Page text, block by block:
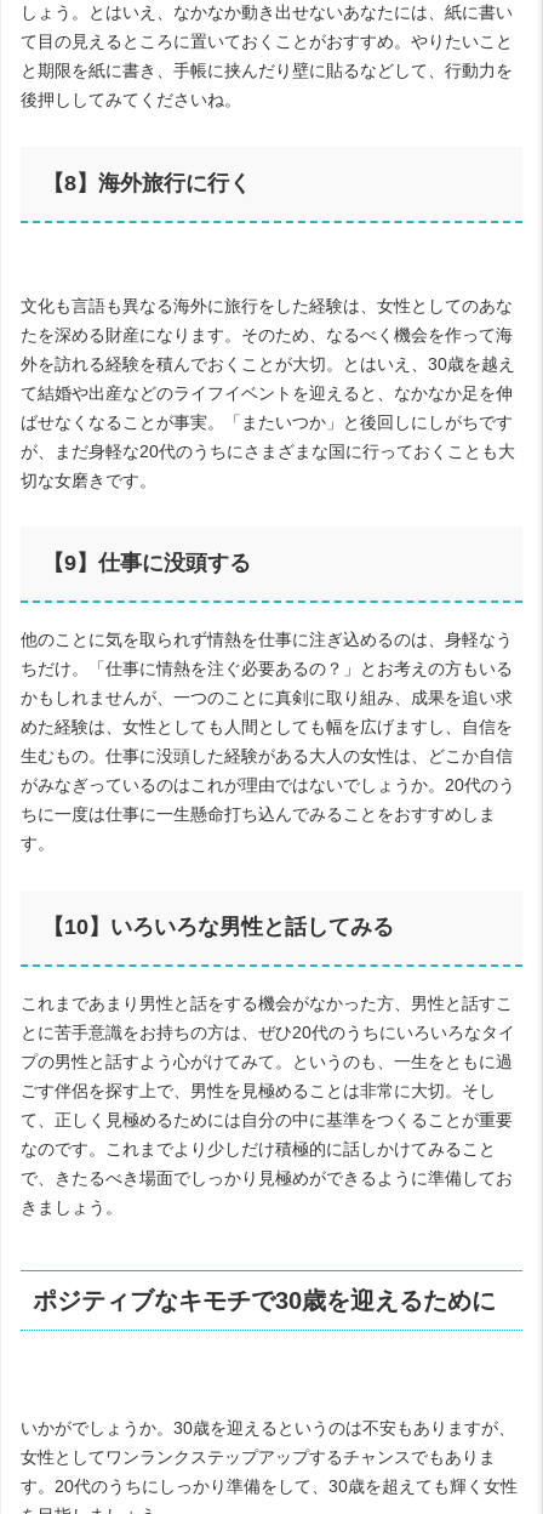
しょう。とはいえ、なかなか動き出せないあなたには、紙に書い
て目の見えるところに置いておくことがおすすめ。やりたいこと
と期限を紙に書き、手帳に挟んだり壁に貼るなどして、行動力を
後押ししてみてくださいね。
【8】海外旅行に行く
文化も言語も異なる海外に旅行をした経験は、女性としてのあな
たを深める財産になります。そのため、なるべく機会を作って海
外を訪れる経験を積んでおくことが大切。とはいえ、 30歳を越え
て結婚や出産などのライフイベントを迎えると、なかなか足を伸
ばせなくなることが事実。「またいつか」と後回しにしがちです
が、まだ身軽な20代のうちにさまざまな国に行っておくことも大
切な女磨きです。
【9】仕事に没頭する
他のことに気を取られず情熱を仕事に注ぎ込めるのは、身軽なう
ちだけ。「仕事に情熱を注ぐ必要あるの？」とお考えの方もいる
かもしれませんが、一つのことに真剣に取り組み、成果を追い求
めた経験は、女性としても人間としても幅を広げますし、自信を
生むもの。仕事に没頭した経験がある大人の女性は、どこか自信
がみなぎっているのはこれが理由ではないでしょうか。 20代のう
ちに一度は仕事に一生懸命打ち込んでみることをおすすめしま
す。
【10】いろいろな男性と話してみる
これまであまり男性と話をする機会がなかった方、男性と話すこ
とに苦手意識をお持ちの方は、ぜひ20代のうちにいろいろなタイ
プの男性と話すよう心がけてみて。というのも、一生をともに過
ごす伴侶を探す上で、男性を見極めることは非常に大切。そし
て、正しく見極めるためには自分の中に基準をつくることが重要
なのです。これまでより少しだけ積極的に話しかけてみること
で、きたるべき場面でしっかり見極めができるように準備してお
きましょう。
ポジティブなキモチで30歳を迎えるために
いかがでしょうか。30歳を迎えるというのは不安もありますが、
女性としてワンランクステップアップするチャンスでもありま
す。20代のうちにしっかり準備をして、30歳を超えても輝く女性